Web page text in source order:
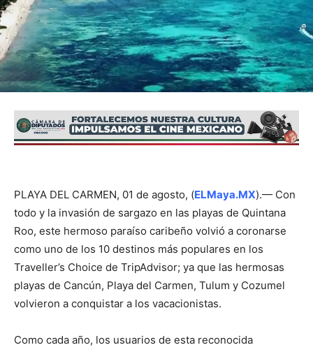
PLAYA DEL CARMEN, 01 de agosto, (ELMaya.MX).— Con
todo y la invasión de sargazo en las playas de Quintana
Roo, este hermoso paraíso caribeño volvió a coronarse
como uno de los 10 destinos más populares en los
Traveller’s Choice de TripAdvisor; ya que las hermosas
playas de Cancún, Playa del Carmen, Tulum y Cozumel
volvieron a conquistar a los vacacionistas.
Como cada año, los usuarios de esta reconocida